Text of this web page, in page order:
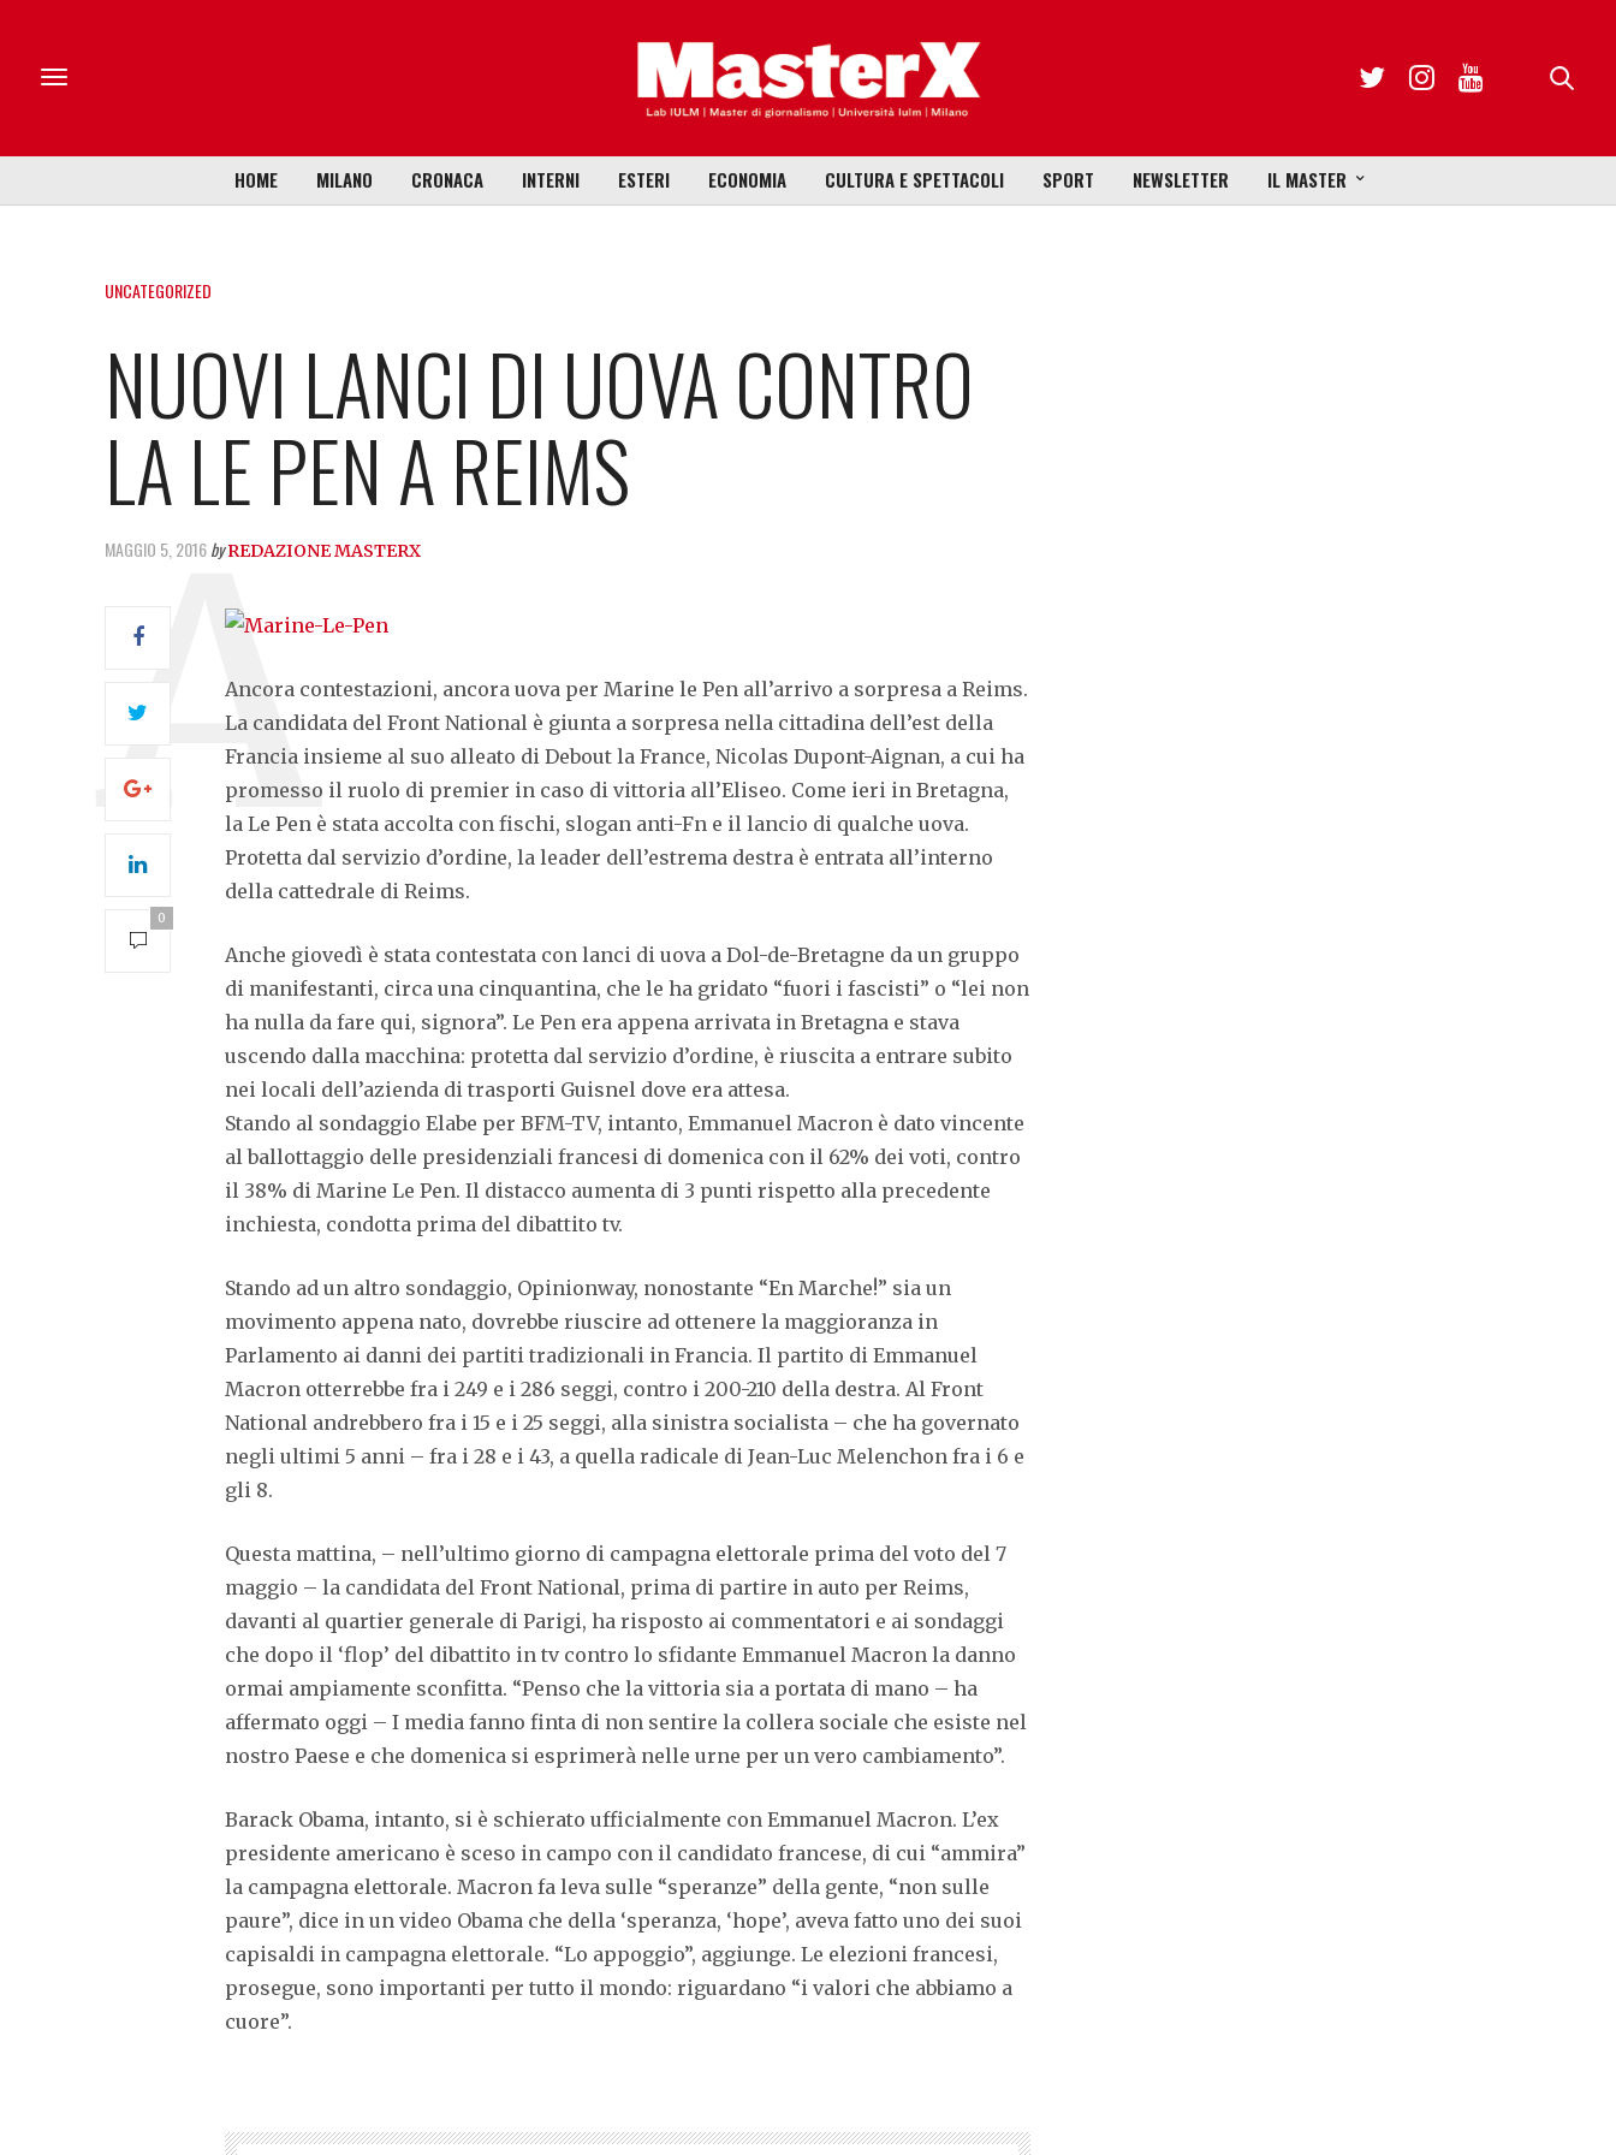
HOME MILANO CRONACA INTERNI ESTERI ECONOMIA CULTURA E SPETTACOLI SPORT NEWSLETTER IL MASTER
UNCATEGORIZED
NUOVI LANCI DI UOVA CONTRO
LA LE PEN A REIMS
MAGGIO 5, 2016by REDAZIONE MASTERX
0
Ancora contestazioni, ancora uova per Marine le Pen all’arrivo a sorpresa a Reims.
La candidata del Front National è giunta a sorpresa nella cittadina dell’est della
Francia insieme al suo alleato di Debout la France, Nicolas Dupont-Aignan, a cui ha
promesso il ruolo di premier in caso di vittoria all’Eliseo. Come ieri in Bretagna,
la Le Pen è stata accolta con fischi, slogan anti-Fn e il lancio di qualche uova.
Protetta dal servizio d’ordine, la leader dell’estrema destra è entrata all’interno
della cattedrale di Reims.
Anche giovedì è stata contestata con lanci di uova a Dol-de-Bretagne da un gruppo
di manifestanti, circa una cinquantina, che le ha gridato “fuori i fascisti” o “lei non
ha nulla da fare qui, signora”. Le Pen era appena arrivata in Bretagna e stava
uscendo dalla macchina: protetta dal servizio d’ordine, è riuscita a entrare subito
nei locali dell’azienda di trasporti Guisnel dove era attesa.
Stando al sondaggio Elabe per BFM-TV, intanto, Emmanuel Macron è dato vincente
al ballottaggio delle presidenziali francesi di domenica con il 62% dei voti, contro
il 38% di Marine Le Pen. Il distacco aumenta di 3 punti rispetto alla precedente
inchiesta, condotta prima del dibattito tv.
Stando ad un altro sondaggio, Opinionway, nonostante “En Marche!” sia un
movimento appena nato, dovrebbe riuscire ad ottenere la maggioranza in
Parlamento ai danni dei partiti tradizionali in Francia. Il partito di Emmanuel
Macron otterrebbe fra i 249 e i 286 seggi, contro i 200-210 della destra. Al Front
National andrebbero fra i 15 e i 25 seggi, alla sinistra socialista – che ha governato
negli ultimi 5 anni – fra i 28 e i 43, a quella radicale di Jean-Luc Melenchon fra i 6 e
gli 8.
Questa mattina, – nell’ultimo giorno di campagna elettorale prima del voto del 7
maggio – la candidata del Front National, prima di partire in auto per Reims,
davanti al quartier generale di Parigi, ha risposto ai commentatori e ai sondaggi
che dopo il ‘flop’ del dibattito in tv contro lo sfidante Emmanuel Macron la danno
ormai ampiamente sconfitta. “Penso che la vittoria sia a portata di mano – ha
affermato oggi – I media fanno finta di non sentire la collera sociale che esiste nel
nostro Paese e che domenica si esprimerà nelle urne per un vero cambiamento”.
Barack Obama, intanto, si è schierato ufficialmente con Emmanuel Macron. L’ex
presidente americano è sceso in campo con il candidato francese, di cui “ammira”
la campagna elettorale. Macron fa leva sulle “speranze” della gente, “non sulle
paure”, dice in un video Obama che della ‘speranza, ‘hope’, aveva fatto uno dei suoi
capisaldi in campagna elettorale. “Lo appoggio”, aggiunge. Le elezioni francesi,
prosegue, sono importanti per tutto il mondo: riguardano “i valori che abbiamo a
cuore”.